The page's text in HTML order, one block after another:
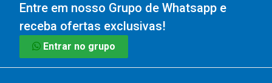
Entre em nosso Grupo de Whatsapp e
receba ofertas exclusivas!
Entrar no grupo